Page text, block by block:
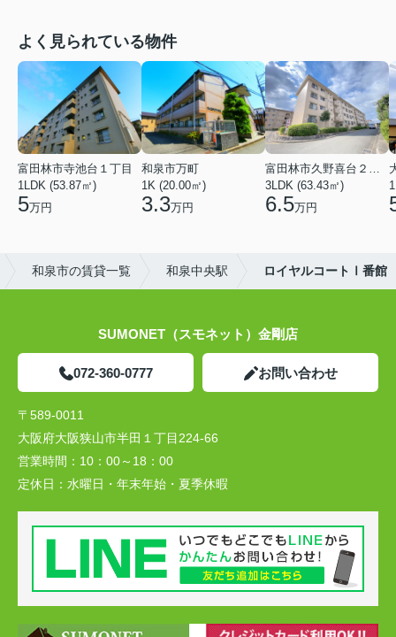
よく見られている物件
富田林市寺池台１丁目
1LDK (53.87㎡)
5万円
和泉市万町
1K (20.00㎡)
3.3万円
富田林市久野喜台２丁目
3LDK (63.43㎡)
6.5万円
和泉市の賃貸一覧 和泉中央駅 ロイヤルコートⅠ番館
SUMONET（スモネット）金剛店
072-360-0777 お問い合わせ
〒589-0011
大阪府大阪狭山市半田１丁目224-66
営業時間： 10：00～18：00
定休日： 水曜日・年末年始・夏季休暇